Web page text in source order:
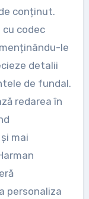
conținut.
cu codec
le
detalii
de fundal.
redarea în
mai
personaliza